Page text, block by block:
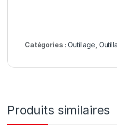
Catégories :Outillage
Produits similaires